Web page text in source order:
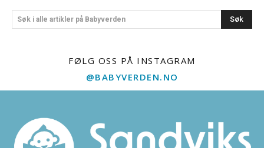
Søk i alle artikler på Babyverden Søk
FØLG OSS PÅ INSTAGRAM
@BABYVERDEN.NO